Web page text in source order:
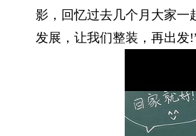
影，回忆过去几个月大家一
发展，让我们整装，再出发!”